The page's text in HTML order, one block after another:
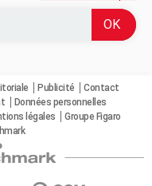
Publicité
Contact
Données personnelles
légales
Groupe Figaro